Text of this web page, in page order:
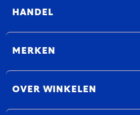
HANDEL
MERKEN
OVER WINKELEN